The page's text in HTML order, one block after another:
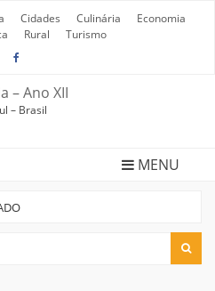
Cidades Culinária
Economia
Rural Turismo
– Ano XII
– Brasil
MENU